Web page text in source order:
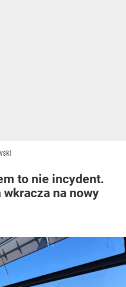
to nie incydent.
na nowy